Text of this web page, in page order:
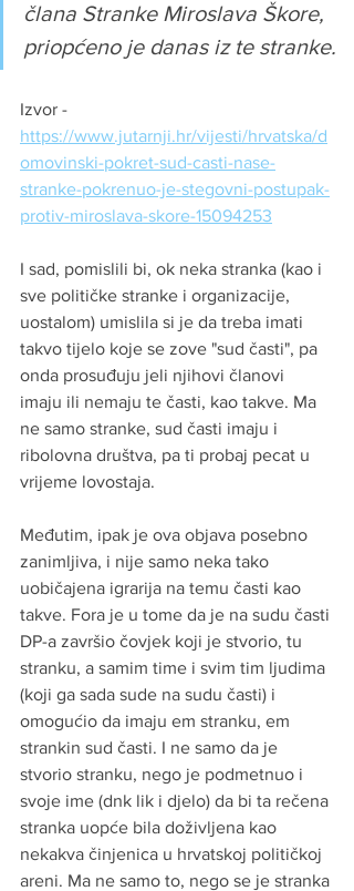
člana Stranke Miroslava Škore,
priopćeno je danas iz te stranke.
Izvor -
https://www.jutarnji.hr/vijesti/hrvatska/d
omovinski-pokret-sud-casti-nase-
stranke-pokrenuo-je-stegovni-postupak-
protiv-miroslava-skore-15094253
I sad, pomislili bi, ok neka stranka (kao i
sve političke stranke i organizacije,
uostalom) umislila si je da treba imati
takvo tijelo koje se zove "sud časti", pa
onda prosuđuju jeli njihovi članovi
imaju ili nemaju te časti, kao takve. Ma
ne samo stranke, sud časti imaju i
ribolovna društva, pa ti probaj pecat u
vrijeme lovostaja.
Međutim, ipak je ova objava posebno
zanimljiva, i nije samo neka tako
uobičajena igrarija na temu časti kao
takve. Fora je u tome da je na sudu časti
DP-a završio čovjek koji je stvorio, tu
stranku, a samim time i svim tim ljudima
(koji ga sada sude na sudu časti) i
omogućio da imaju em stranku, em
strankin sud časti. I ne samo da je
stvorio stranku, nego je podmetnuo i
svoje ime (dnk lik i djelo) da bi ta rečena
stranka uopće bila doživljena kao
nekakva činjenica u hrvatskoj političkoj
areni. Ma ne samo to, nego se je stranka